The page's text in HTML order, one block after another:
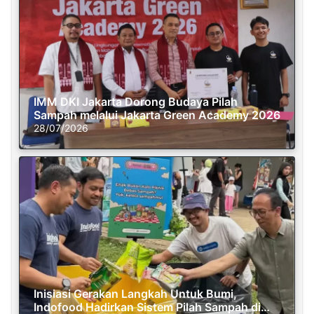
IMM DKI Jakarta Dorong Budaya Pilah
Sampah melalui Jakarta Green Academy 2026
28/07/2026
Inisiasi Gerakan Langkah Untuk Bumi,
Indofood Hadirkan Sistem Pilah Sampah di